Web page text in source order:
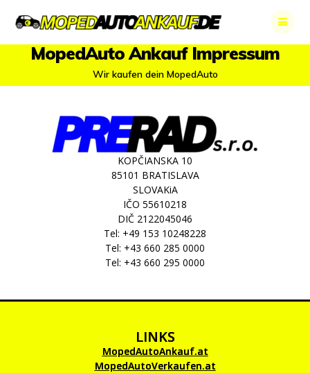
to
MopedAuto Ankauf Impressum
Wir kaufen dein MopedAuto
KOPČIANSKA 10
85101 BRATISLAVA
SLOVAKiA
IČO 55610218
DIČ 2122045046
Tel: +49 153 10248228
Tel: +43 660 285 0000
Tel: +43 660 295 0000
LINKS
MopedAutoAnkauf.at
MopedAutoVerkaufen.at